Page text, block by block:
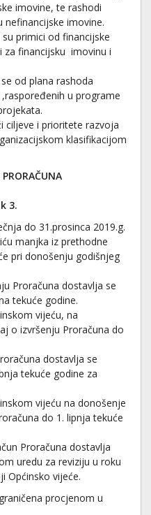
imovine, te rashodi
nefinancijske imovine.
primici od financijske
za financijsku imovinu i
od plana rashoda
u programe
ciljeve i prioritete razvoja
klasifikacijom
3.
do 31.prosinca 2019.g.
manjka iz prethodne
pri donošenju godišnjeg
Proračuna dostavlja se
tekuće godine.
vijeću, na
o izvršenju Proračuna do
dostavlja se
tekuće godine za
vijeću na donošenje
do 1. lipnja tekuće
Proračuna dostavlja
uredu za reviziju u roku
Općinsko vijeće.
procjenom u